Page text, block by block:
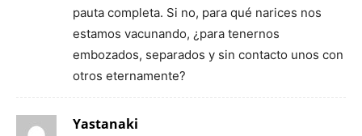
pauta completa. Si no, para qué narices nos
estamos vacunando, ¿para tenernos
embozados, separados y sin contacto unos con
otros eternamente?
Yastanaki